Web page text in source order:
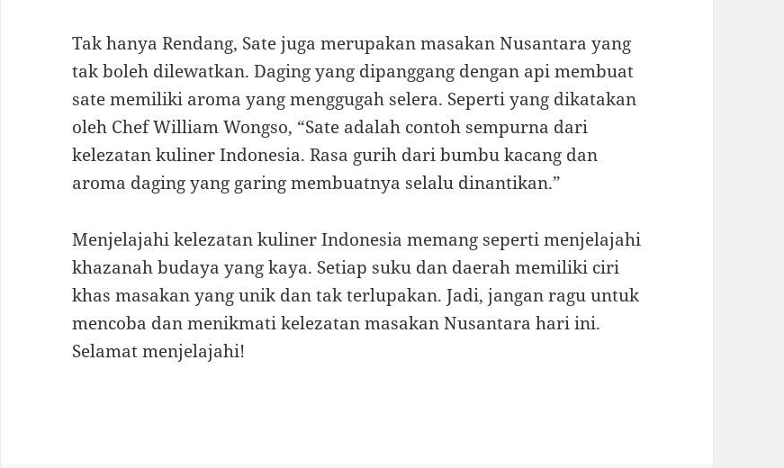
Tak hanya Rendang, Sate juga merupakan masakan Nusantara yang
tak boleh dilewatkan. Daging yang dipanggang dengan api membuat
sate memiliki aroma yang menggugah selera. Seperti yang dikatakan
oleh Chef William Wongso, “Sate adalah contoh sempurna dari
kelezatan kuliner Indonesia. Rasa gurih dari bumbu kacang dan
aroma daging yang garing membuatnya selalu dinantikan.”
Menjelajahi kelezatan kuliner Indonesia memang seperti menjelajahi
khazanah budaya yang kaya. Setiap suku dan daerah memiliki ciri
khas masakan yang unik dan tak terlupakan. Jadi, jangan ragu untuk
mencoba dan menikmati kelezatan masakan Nusantara hari ini.
Selamat menjelajahi!